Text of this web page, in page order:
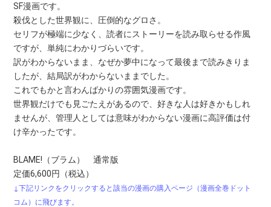
SF漫画です。
殺伐とした世界観に、圧倒的なグロさ。
セリフが極端に少なく、読者にストーリーを読み取らせる作風
ですが、単純にわかりづらいです。
訳がわからないまま、なぜか夢中になって最後まで読みきりま
したが、結局訳がわからないままでした。
これでもかと言わんばかりの雰囲気漫画です。
世界観だけでも見ごたえがあるので、好きな人は好きかもしれ
ませんが、管理人としては意味がわからない漫画に高評価は付
け辛かったです。
BLAME!（ブラム） 通常版
定価6,600円（税込）
↓下記リンクをクリックすると該当の漫画の購入ページ（漫画全巻ドット
コム）に飛びます。